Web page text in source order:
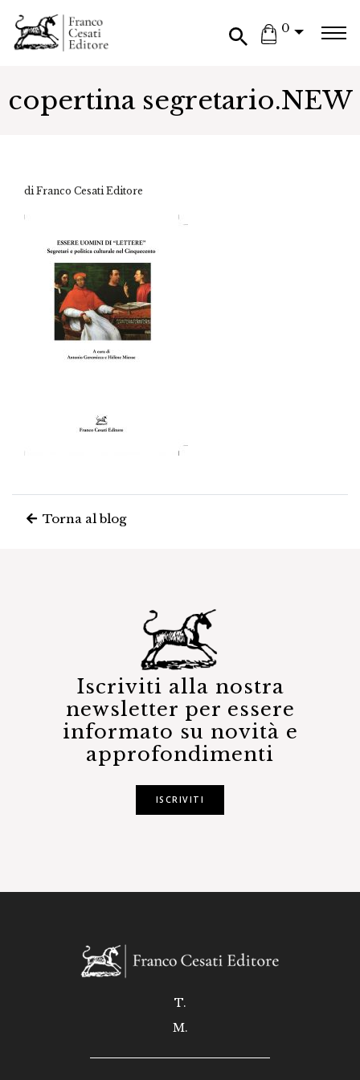
0
copertina segretario.NEW
di Franco Cesati Editore
Torna al blog
Iscriviti alla nostra
newsletter per essere
informato su novità e
approfondimenti
ISCRIVITI
T.
M.